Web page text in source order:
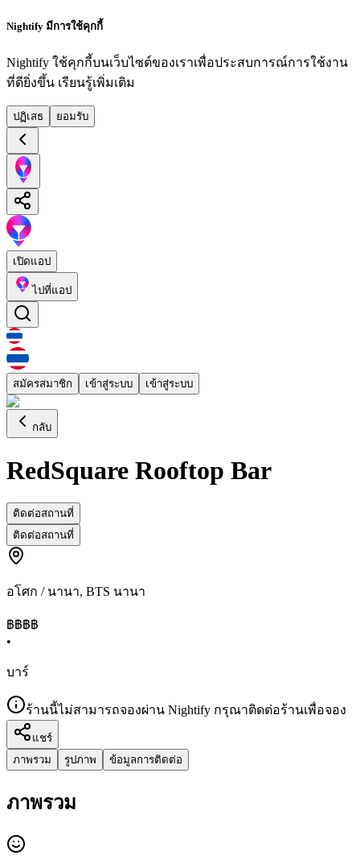
Nightify มีการใช้คุกกี้
Nightify ใช้คุกกี้บนเว็บไซต์ของเราเพื่อประสบการณ์การใช้งาน
ที่ดียิ่งขึ้น เรียนรู้เพิ่มเติม
ปฏิเสธ ยอมรับ
เปิดแอป
ไปที่แอป
สมัครสมาชิก เข้าสู่ระบบ เข้าสู่ระบบ
กลับ
RedSquare Rooftop Bar
ติดต่อสถานที่
ติดต่อสถานที่
อโศก / นานา, BTS นานา
฿฿฿฿
•
บาร์
ร้านนี้ไม่สามารถจองผ่าน Nightify กรุณาติดต่อร้านเพื่อจอง
แชร์
ภาพรวม
รูปภาพ ข้อมูลการติดต่อ
ภาพรวม